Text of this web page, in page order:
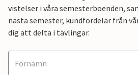
vistelser i våra semesterboenden,
nästa semester, kundfördelar från
dig att delta i tävlingar.